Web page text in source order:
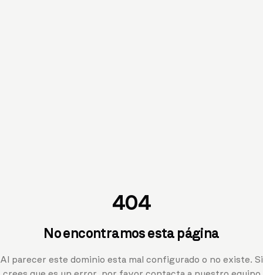
404
No encontramos esta página
Al parecer este dominio esta mal configurado o no existe. Si